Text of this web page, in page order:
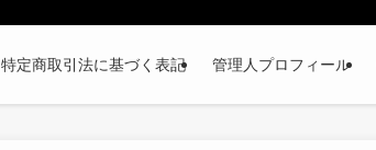
特定商取引法に基づく表記 管理人プロフィール